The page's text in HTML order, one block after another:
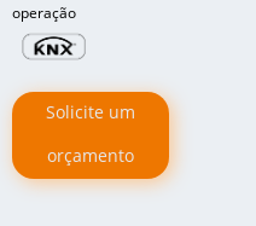
operação
Solicite um
orçamento